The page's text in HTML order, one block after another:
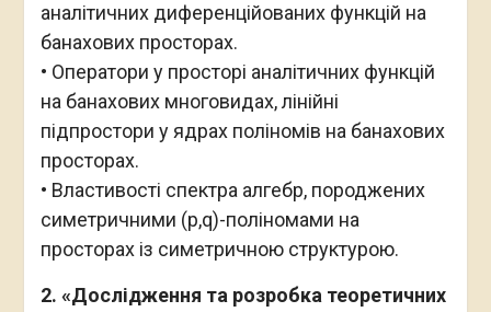
аналітичних диференційованих функцій на
банахових просторах.
• Оператори у просторі аналітичних функцій
на банахових многовидах, лінійні
підпростори у ядрах поліномів на банахових
просторах.
• Властивості спектра алгебр, породжених
симетричними (p,q)-поліномами на
просторах із симетричною структурою.
2. «Дослідження та розробка теоретичних